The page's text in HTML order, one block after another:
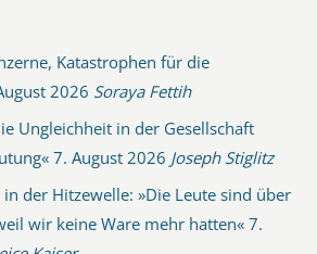
Katastrophen für die
2026 Soraya Fettih
Ungleichheit in der Gesellschaft
7. August 2026 Joseph Stiglitz
der Hitzewelle: »Die Leute sind über
wir keine Ware mehr hatten« 7.